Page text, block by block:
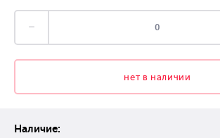
нет в наличии
Наличие: